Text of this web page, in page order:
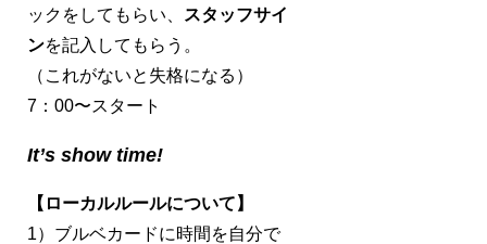
ックをしてもらい、
スタッフサイ
ンを記入してもらう。
（これがないと失格になる）
7：00〜スタート
It’s show time!
【ローカルルールについて】
1）ブルベカードに時間を自分で